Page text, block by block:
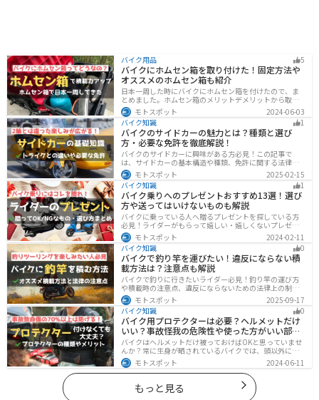
バイク用品 5
バイクにホムセン箱を取り付けた！固定方法や
オススメのホムセン箱も紹介
日本一周した時にバイクにホムセン箱を付けたので、ま
とめました。ホムセン箱のメリットデメリットから取り
付け方法、実際につけてどううだったのか、オススメの
ホムセン箱まで全て解説します。バイクにホムセン箱を
付けたいと思っている人はぜひ参考にしてください。
モトスポット
2024-06-03
バイク知識
1
バイクのサイドカーの魅力とは？種類と選び
方・必要な免許を徹底解説！
バイクのサイドカーに興味がある方必見！この記事で
は、サイドカーの基本構造や種類、免許に関する法律、
メンテナンス方法を解説しています。実は、サイドカー
は法律上、二輪車として扱われるため、排気量に応じた
二輪免許が必要です。この記事を読めば、サイドカーの
正しい楽しみ方がわかります。
モトスポット
2025-02-15
バイク知識
1
バイク乗りへのプレゼントおすすめ13選！選び
方や送ってはいけないものも解説
バイクに乗っている人へ贈るプレゼントを探している方
必見！ライダーがもらって嬉しい・嬉しくないプレゼン
トをまとめました。選び方やオススメのプレゼントも紹
介していますので、プレゼント選びの参考にしてくださ
い。
モトスポット
2024-02-11
バイク知識
0
バイクで釣り竿を運びたい！違反にならない積
載方法は？注意点も解説
バイクで釣りに行きたいライダー必見！釣り竿の運び方
や積載時の注意点、違反にならないための法律上の制限
を解説。風の影響やバランス、安全面のポイントを押さ
えつつ、おすすめのロッドケース・ロッドホルダー・コ
ンパクトロッドも紹介。ツーリング途中に気軽に釣りを
楽しみたい方にも最適な情報が満載
モトスポット
2025-09-17
バイク知識
0
バイク用プロテクターは必要？ヘルメットだけ
いい？事故怪我の危険性や使った方がいい部位
も解説
バイクはヘルメットだけ被っておけばOKと思っていませ
んか？常に生身が晒されているバイクでは、頭以外にも
胸・背中・脚・腕など怪我のリスクが非常に高いです。
プロテクターをちゃんと付けていれば事故の致命傷の7
0%は防げると言われています。安全にバイクに乗るため
にプロテクターの種類やつけた方が良い部位などをまと
めました。
モトスポット 2024-06-11
もっと見る